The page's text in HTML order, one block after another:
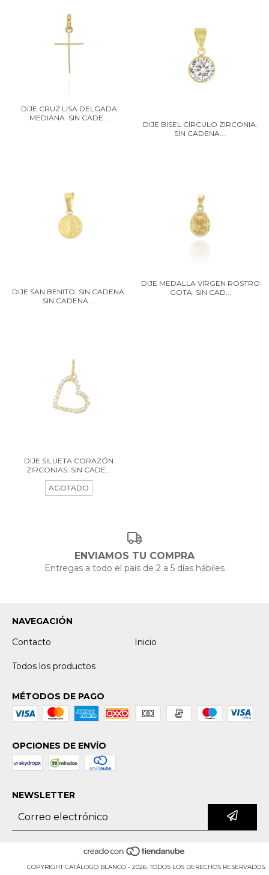
DIJE CRUZ LISA DELGADA
MEDIANA. SIN CADE...
DIJE BISEL CÍRCULO ZIRCONIA.
SIN CADENA....
DIJE SAN BENITO. SIN CADENA.
SIN CADENA....
DIJE MEDALLA VIRGEN ROSTRO
GOTA. SIN CAD...
DIJE SILUETA CORAZÓN
ZIRCONIAS. SIN CADE...
AGOTADO
ENVIAMOS TU COMPRA
Entregas a todo el país de 2 a 5 días hábiles
NAVEGACIÓN
Contacto
Inicio
Todos los productos
MÉTODOS DE PAGO
OPCIONES DE ENVÍO
NEWSLETTER
COPYRIGHT CATÁLOGO BLANCO - 2026. TODOS LOS DERECHOS RESERVADOS.